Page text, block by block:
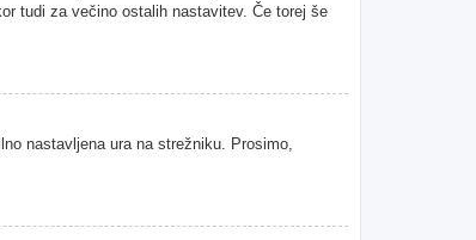
tudi za večino ostalih nastavitev. Če torej še
nastavljena ura na strežniku. Prosimo,